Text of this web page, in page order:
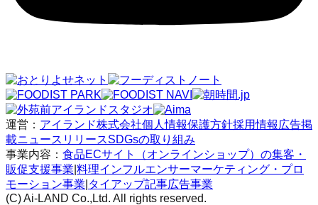
運営： アイランド株式会社個人情報保護方針採用情報 広告掲
載ニュースリリースSDGsの取り組み
事業内容： 食品ECサイト（オンラインショップ）の集客・
販促支援事業 料理インフルエンサーマーケティング・プロ
モーション事業 タイアップ記事広告事業
(C) Ai-LAND Co.,Ltd. All rights reserved.